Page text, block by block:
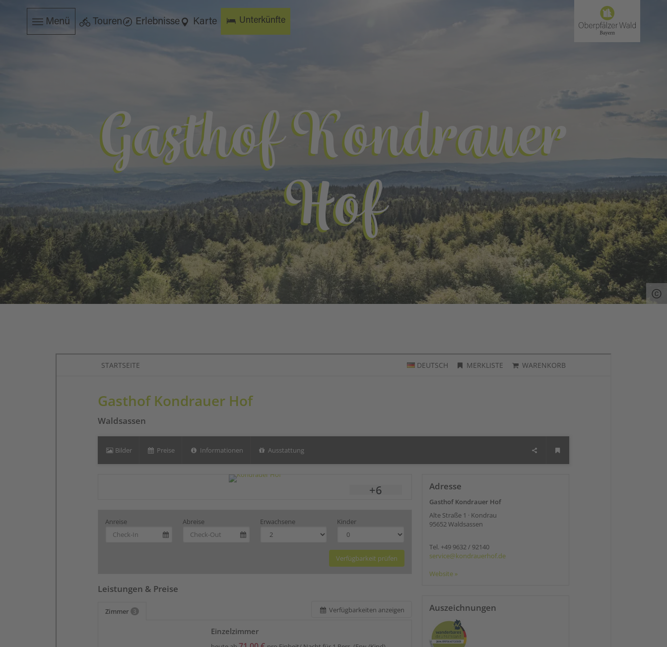
Menü Touren Erlebnisse Karte Unterkünfte
Gasthof Kondrauer
Hof